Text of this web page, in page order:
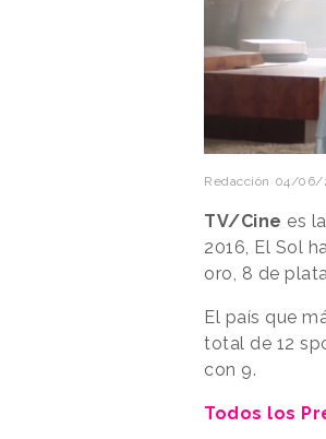
Redacción 04/06/
TV/Cine es
2016, El Sol
oro, 8 de
El país que
total de 12
con 9.
Todos los